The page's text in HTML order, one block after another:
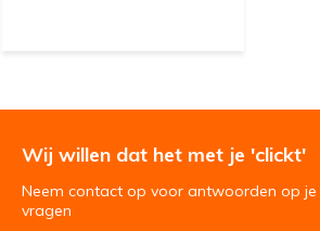
Wij willen dat het met je 'clickt'
Neem contact op voor antwoorden op je
vragen